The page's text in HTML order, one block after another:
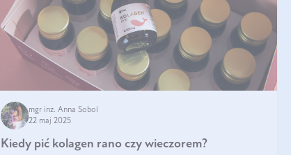
mgr inż. Anna Sobol
22 maj 2025
Kiedy pić kolagen rano czy wieczorem?